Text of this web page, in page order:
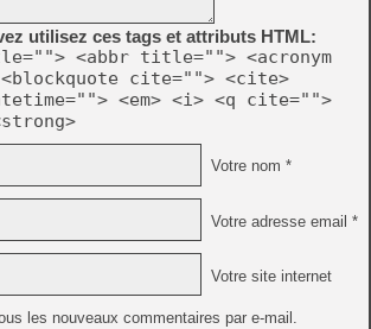
utilisez ces tags et attributs HTML:
<abbr title=""> <acronym
cite=""> <cite>
<em> <i> <q cite="">
Votre nom *
Votre adresse email *
Votre site internet
les nouveaux commentaires par e-mail.